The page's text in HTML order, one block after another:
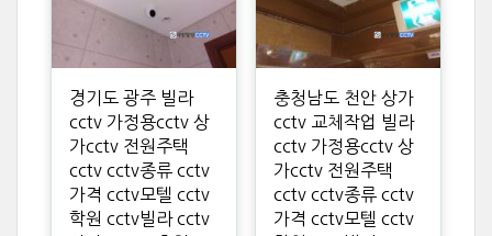
경기도 광주 빌라
cctv 가정용cctv 상
가cctv 전원주택
cctv cctv종류 cctv
가격 cctv모텔 cctv
학원 cctv빌라 cctv
충청남도 천안 상가
cctv 교체작업 빌라
cctv 가정용cctv 상
가cctv 전원주택
cctv cctv종류 cctv
가격 cctv모텔 cctv